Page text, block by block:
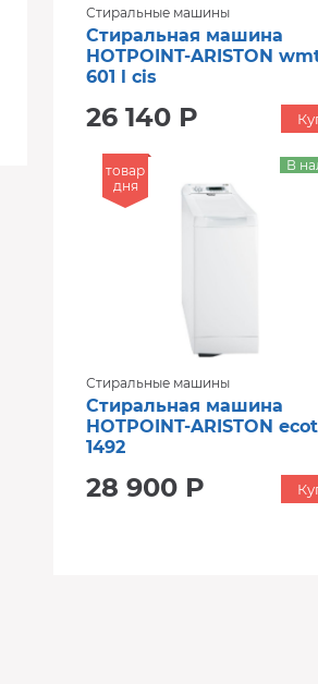
Стиральные машины
Стиральная машина
HOTPOINT-ARISTON
601 l cis
26 140 Р
товар
дня
Стиральные машины
Стиральная машина
HOTPOINT-ARISTON
1492
28 900 Р
В